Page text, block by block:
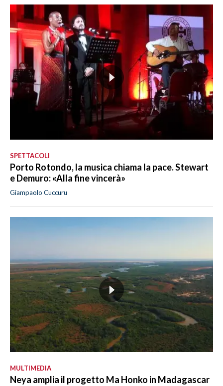
SPETTACOLI
Porto Rotondo, la musica chiama la pace. Stewart
e Demuro: «Alla fine vincerà»
Giampaolo Cuccuru
MULTIMEDIA
Neya amplia il progetto Ma Honko in Madagascar